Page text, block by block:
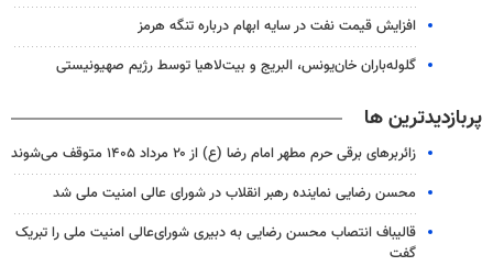
افزایش قیمت نفت در سایه ابهام درباره تنگه هرمز
گلوله‌باران خان‌یونس، البریج و بیت‌لاهیا توسط رژیم صهیونیستی
پربازدیدترین ها
زائربرهای برقی حرم مطهر امام رضا (ع) از ۲۰ مرداد ۱۴۰۵ متوقف می‌شوند
محسن رضایی نماینده رهبر انقلاب در شورای عالی امنیت ملی شد
قالیباف انتصاب محسن رضایی به دبیری شورای‌عالی امنیت ملی را تبریک
گفت